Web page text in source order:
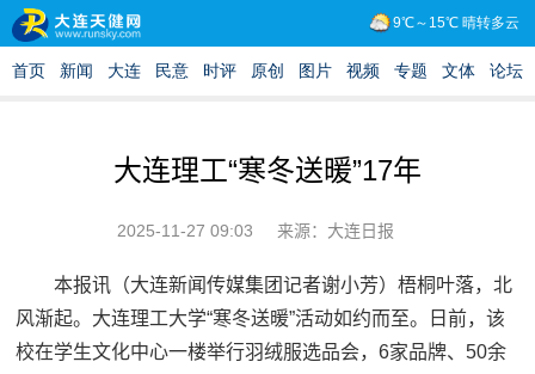
大连理工“寒冬送暖”17年
2025-11-27 09:03 来源：大连日报
本报讯（大连新闻传媒集团记者谢小芳）梧桐叶落，北
风渐起。大连理工大学“寒冬送暖”活动如约而至。日前，该
校在学生文化中心一楼举行羽绒服选品会，6家品牌、50余